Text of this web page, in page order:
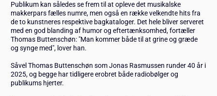
Publikum kan således se frem til at opleve det musikalske
makkerpars fælles numre, men også en række velkendte hits fra
de to kunstneres respektive bagkataloger. Det hele bliver serveret
med en god blanding af humor og eftertænksomhed, fortæller
Thomas Buttenschøn: "Man kommer både til at grine og græde
og synge med", lover han.
Såvel Thomas Buttenschøn som Jonas Rasmussen runder 40 år i
2025, og begge har tidligere erobret både radiobølger og
publikums hjerter.